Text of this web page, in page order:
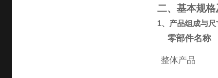
二、基本规
1、产品组成与
零部件名称
整体产品